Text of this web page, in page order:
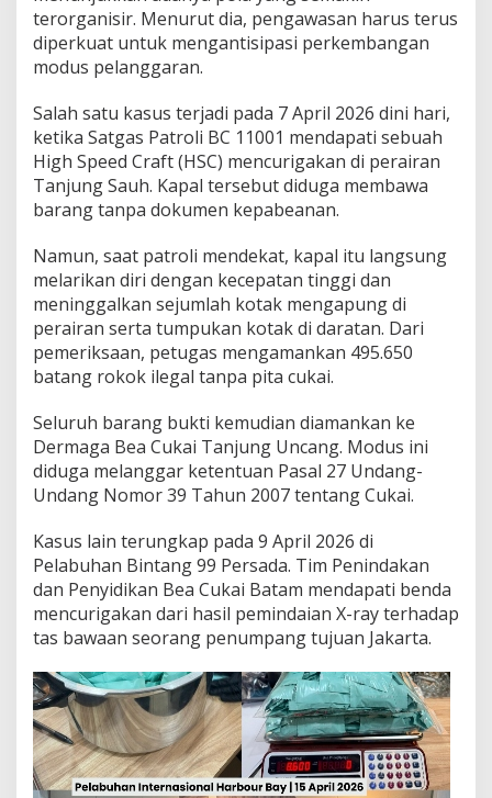
terorganisir. Menurut dia, pengawasan harus terus
diperkuat untuk mengantisipasi perkembangan
modus pelanggaran.
Salah satu kasus terjadi pada 7 April 2026 dini hari,
ketika Satgas Patroli BC 11001 mendapati sebuah
High Speed Craft (HSC) mencurigakan di perairan
Tanjung Sauh. Kapal tersebut diduga membawa
barang tanpa dokumen kepabeanan.
Namun, saat patroli mendekat, kapal itu langsung
melarikan diri dengan kecepatan tinggi dan
meninggalkan sejumlah kotak mengapung di
perairan serta tumpukan kotak di daratan. Dari
pemeriksaan, petugas mengamankan 495.650
batang rokok ilegal tanpa pita cukai.
Seluruh barang bukti kemudian diamankan ke
Dermaga Bea Cukai Tanjung Uncang. Modus ini
diduga melanggar ketentuan Pasal 27 Undang-
Undang Nomor 39 Tahun 2007 tentang Cukai.
Kasus lain terungkap pada 9 April 2026 di
Pelabuhan Bintang 99 Persada. Tim Penindakan
dan Penyidikan Bea Cukai Batam mendapati benda
mencurigakan dari hasil pemindaian X-ray terhadap
tas bawaan seorang penumpang tujuan Jakarta.